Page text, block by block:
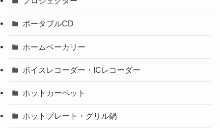
ポータブルCD
ホームベーカリー
ボイスレコーダー・ICレコーダー
ホットカーペット
ホットプレート・グリル鍋